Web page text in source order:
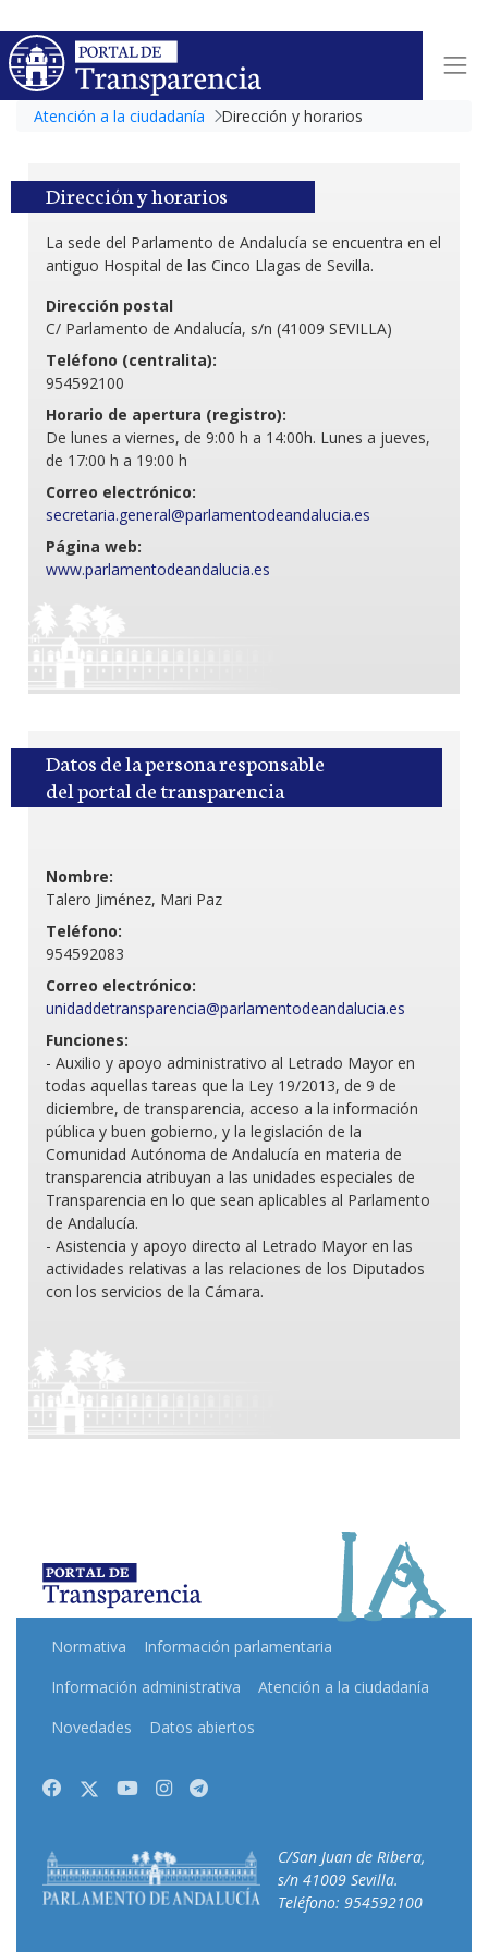
Atención a la ciudadanía Dirección y horarios
Dirección y horarios
La sede del Parlamento de Andalucía se encuentra en el
antiguo Hospital de las Cinco Llagas de Sevilla.
Dirección postal
C/ Parlamento de Andalucía, s/n (41009 SEVILLA)
Teléfono (centralita):
954592100
Horario de apertura (registro):
De lunes a viernes, de 9:00 h a 14:00h. Lunes a jueves,
de 17:00 h a 19:00 h
Correo electrónico:
secretaria.general@parlamentodeandalucia.es
Página web:
www.parlamentodeandalucia.es
Datos de la persona responsable
del portal de transparencia
Nombre:
Talero Jiménez, Mari Paz
Teléfono:
954592083
Correo electrónico:
unidaddetransparencia@parlamentodeandalucia.es
Funciones:
- Auxilio y apoyo administrativo al Letrado Mayor en
todas aquellas tareas que la Ley 19/2013, de 9 de
diciembre, de transparencia, acceso a la información
pública y buen gobierno, y la legislación de la
Comunidad Autónoma de Andalucía en materia de
transparencia atribuyan a las unidades especiales de
Transparencia en lo que sean aplicables al Parlamento
de Andalucía.
- Asistencia y apoyo directo al Letrado Mayor en las
actividades relativas a las relaciones de los Diputados
con los servicios de la Cámara.
Normativa
Información parlamentaria
Información administrativa
Atención a la ciudadanía
Novedades
Datos abiertos
FacebookTwitterYoutubeInstagram
Telegram
C/San Juan de Ribera,
s/n 41009 Sevilla.
Teléfono: 954592100